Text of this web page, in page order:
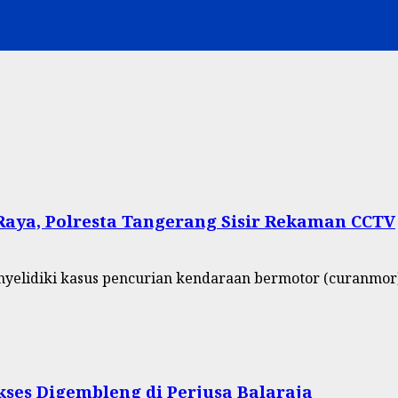
Polresta Tangerang Sisir Rekaman CCTV
kasus pencurian kendaraan bermotor
Digembleng di Perjusa Balaraja